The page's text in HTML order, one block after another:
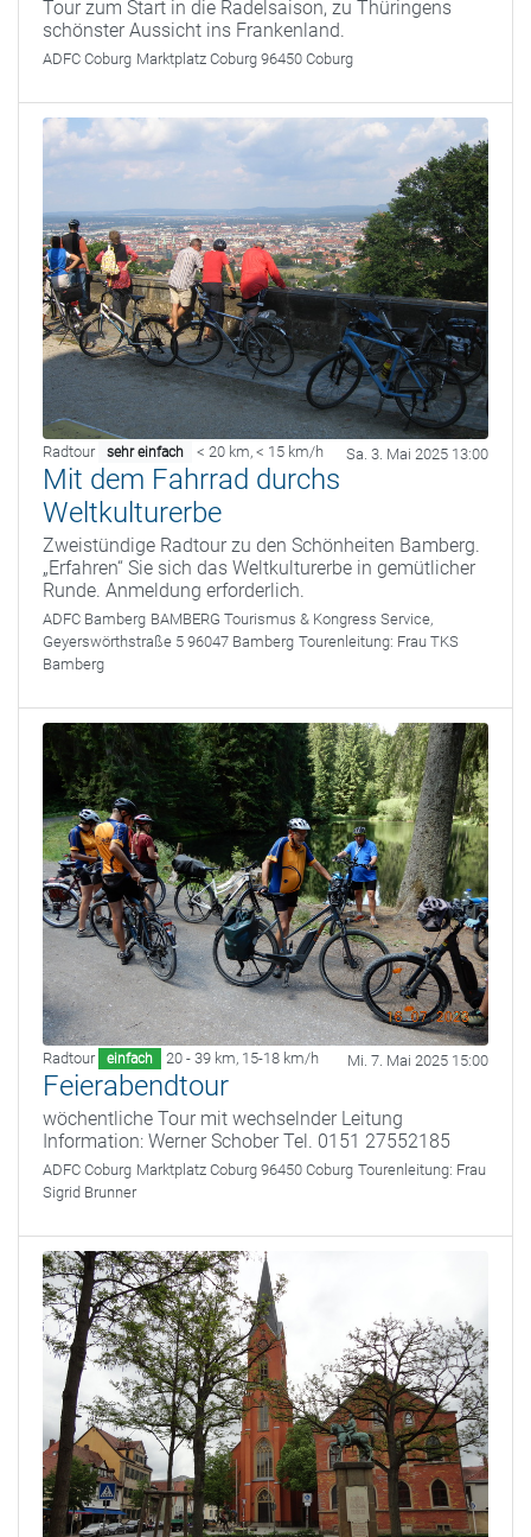
Tour zum Start in die Radelsaison, zu Thüringens
schönster Aussicht ins Frankenland.
ADFC Coburg Marktplatz Coburg 96450 Coburg
Radtour sehr einfach < 20 km, < 15 km/h Sa. 3. Mai 2025 13:00
Mit dem Fahrrad durchs
Weltkulturerbe
Zweistündige Radtour zu den Schönheiten Bamberg.
„Erfahren“ Sie sich das Weltkulturerbe in gemütlicher
Runde. Anmeldung erforderlich.
ADFC Bamberg BAMBERG Tourismus & Kongress Service,
Geyerswörthstraße 5 96047 Bamberg Tourenleitung: Frau TKS
Bamberg
Radtour einfach 20 - 39 km, 15-18 km/h Mi. 7. Mai 2025 15:00
Feierabendtour
wöchentliche Tour mit wechselnder Leitung
Information: Werner Schober Tel. 0151 27552185
ADFC Coburg Marktplatz Coburg 96450 Coburg Tourenleitung: Frau
Sigrid Brunner